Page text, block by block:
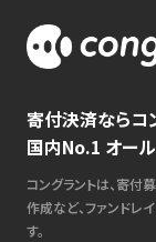
寄付決済ならコ
国内No.1 オー
コングラントは、寄付
作成など、ファンド
す。